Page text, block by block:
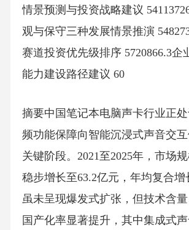
情景预测与投资战略建议
观与保守三种发展情景推演
赛道投资优先级排序 5720866.3企
能力建设路径建议 60
摘要中国笔记本电脑声卡行业正
频功能保障向智能沉浸式声音交
关键阶段。2021至2025年，市场
稳步增长至63.2亿元，年均复合增
虽未呈现爆发式扩张，但技术含
国产化率显著提升，其中集成式